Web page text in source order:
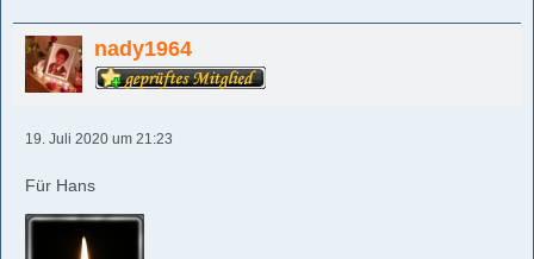
nady1964
19. Juli 2020 um 21:23
Für Hans